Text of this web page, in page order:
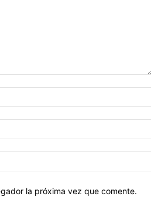
la próxima vez que comente.